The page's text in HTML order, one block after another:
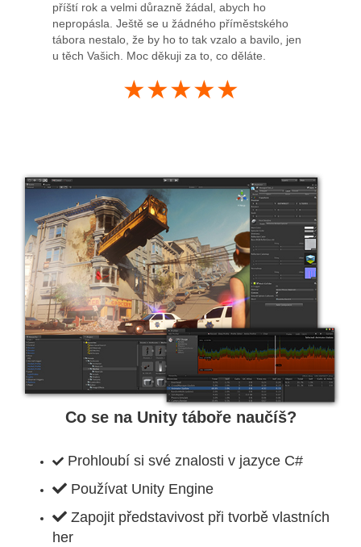
příští rok a velmi důrazně žádal, abych ho
nepropásla. Ještě se u žádného příměstského
tábora nestalo, že by ho to tak vzalo a bavilo, jen
u těch Vašich. Moc děkuji za to, co děláte.
★★★★★
Co se na Unity táboře naučíš?
Prohloubí si své znalosti v jazyce C#
Používat Unity Engine
Zapojit představivost při tvorbě vlastních
her